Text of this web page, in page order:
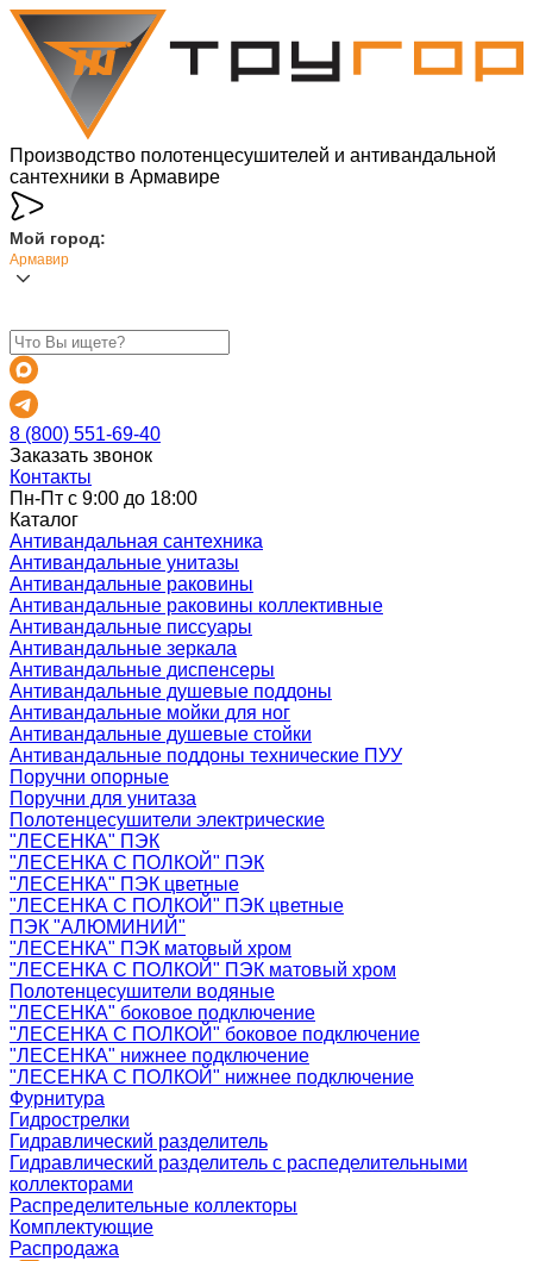
Производство полотенцесушителей и антивандальной
сантехники в Армавире
Мой город:
Армавир
8 (800) 551-69-40
Заказать звонок
Контакты
Пн-Пт с 9:00 до 18:00
Каталог
Антивандальная сантехника
Антивандальные унитазы
Антивандальные раковины
Антивандальные раковины коллективные
Антивандальные писсуары
Антивандальные зеркала
Антивандальные диспенсеры
Антивандальные душевые поддоны
Антивандальные мойки для ног
Антивандальные душевые стойки
Антивандальные поддоны технические ПУУ
Поручни опорные
Поручни для унитаза
Полотенцесушители электрические
"ЛЕСЕНКА" ПЭК
"ЛЕСЕНКА С ПОЛКОЙ" ПЭК
"ЛЕСЕНКА" ПЭК цветные
"ЛЕСЕНКА С ПОЛКОЙ" ПЭК цветные
ПЭК "АЛЮМИНИЙ"
"ЛЕСЕНКА" ПЭК матовый хром
"ЛЕСЕНКА С ПОЛКОЙ" ПЭК матовый хром
Полотенцесушители водяные
"ЛЕСЕНКА" боковое подключение
"ЛЕСЕНКА С ПОЛКОЙ" боковое подключение
"ЛЕСЕНКА" нижнее подключение
"ЛЕСЕНКА С ПОЛКОЙ" нижнее подключение
Фурнитура
Гидрострелки
Гидравлический разделитель
Гидравлический разделитель с распеделительными
коллекторами
Распределительные коллекторы
Комплектующие
Распродажа